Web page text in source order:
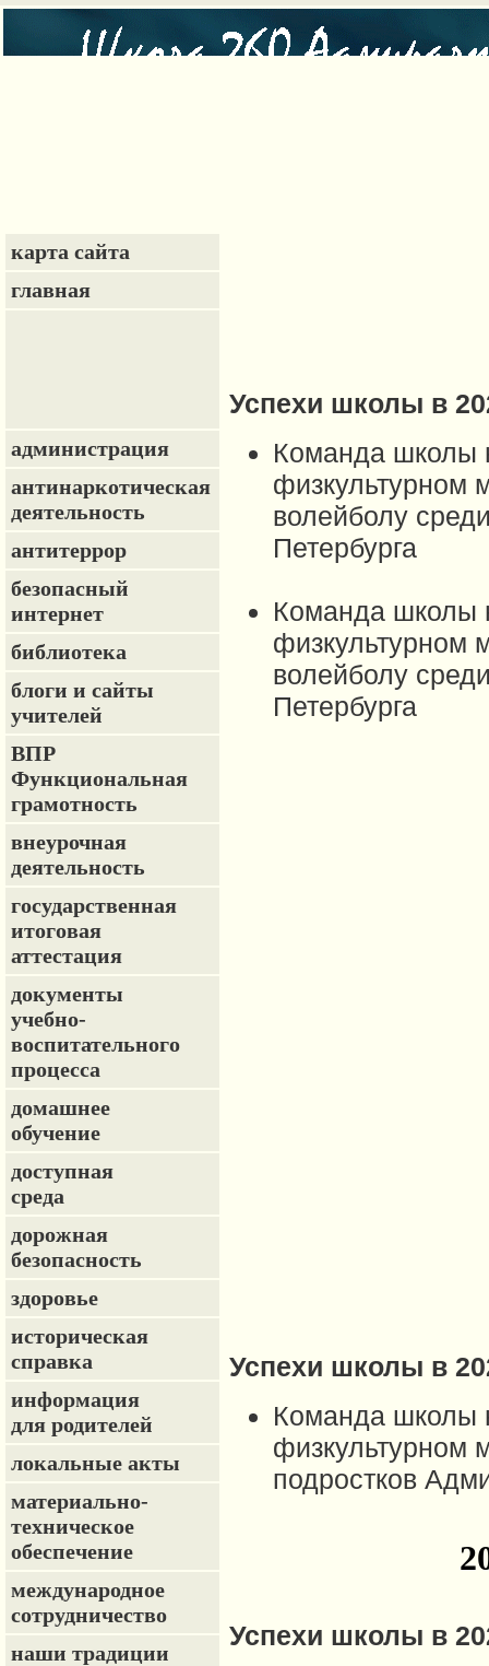
карта сайта
главная
администрация
антинаркотическая
деятельность
антитеррор
безопасный
интернет
библиотека
блоги и сайты
учителей
ВПР
Функциональная
грамотность
внеурочная
деятельность
государственная
итоговая
аттестация
документы
учебно-
воспитательного
процесса
домашнее
обучение
доступная
среда
дорожная
безопасность
здоровье
историческая
справка
информация
для родителей
локальные акты
материально-
техническое
обеспечение
международное
сотрудничество
наши традиции
Успехи школы в
Команда школы
физкультурном
волейболу
Петербурга
Команда школы
физкультурном
волейболу
Петербурга
Успехи школы в
Команда школы
физкультурном
подростков
Успехи школы в